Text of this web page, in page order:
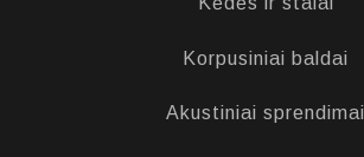
Korpusiniai baldai
Akustiniai sprendimai